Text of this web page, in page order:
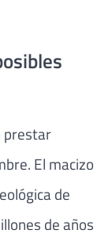
prestar
El macizo
de
de años